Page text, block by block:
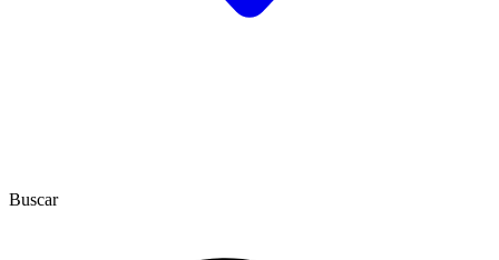
Buscar